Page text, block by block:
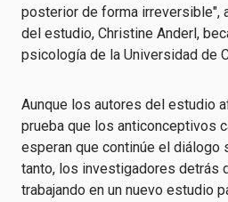
posterior de forma irreversible",
del estudio, Christine Anderl,
psicología de la Universidad de
Aunque los autores del estudio
prueba que los anticonceptivos
esperan que continúe el diálogo
tanto, los investigadores detrás
trabajando en un nuevo estudio